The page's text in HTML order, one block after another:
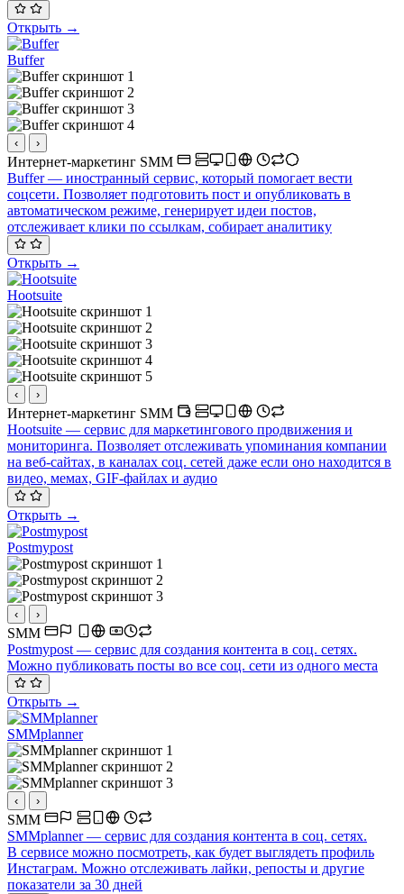
Открыть →
Buffer
‹ ›
Интернет-маркетинг SMM
Buffer — иностранный сервис, который помогает вести
соцсети. Позволяет подготовить пост и опубликовать в
автоматическом режиме, генерирует идеи постов,
отслеживает клики по ссылкам, собирает аналитику
Открыть →
Hootsuite
‹ ›
Интернет-маркетинг SMM
Hootsuite — сервис для маркетингового продвижения и
мониторинга. Позволяет отслеживать упоминания компании
на веб-сайтах, в каналах соц. сетей даже если оно находится в
видео, мемах, GIF-файлах и аудио
Открыть →
Postmypost
‹ ›
SMM
Postmypost — сервис для создания контента в соц. сетях.
Можно публиковать посты во все соц. сети из одного места
Открыть →
SMMplanner
‹ ›
SMM
SMMplanner — сервис для создания контента в соц. сетях.
В сервисе можно посмотреть, как будет выглядеть профиль
Инстаграм. Можно отслеживать лайки, репосты и другие
показатели за 30 дней